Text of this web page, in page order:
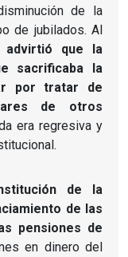
de la
de jubilados. Al
advirtió que la
sacrificaba la
por tratar de
de otros
era regresiva y
de la
de las
pensiones de
en dinero del